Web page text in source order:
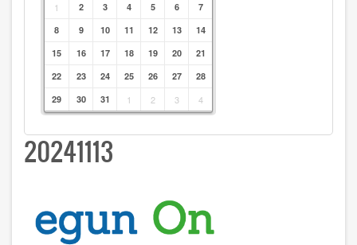
1 2 3 4 5 6
7
8
9 10 11 12 13
14
15
16 17 18 19 20
21
22
23 24 25 26 27
28
29
30 31 1 2 3 4
20241113